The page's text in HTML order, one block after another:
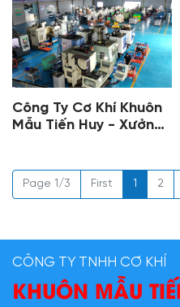
Công Ty Cơ Khí Khuôn
Mẫu Tiến Huy - Xưởng
Page 1/3 First 1 2
CÔNG TY TNHH CƠ KHÍ
KHUÔN MẪU